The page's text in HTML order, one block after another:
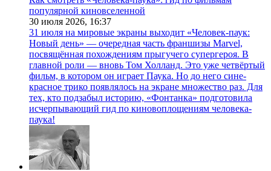
популярной киновселенной
30 июля 2026, 16:37
31 июля на мировые экраны выходит «Человек-паук:
Новый день» — очередная часть франшизы Marvel,
посвящённая похождениям прыгучего супергероя. В
главной роли — вновь Том Холланд. Это уже четвёртый
фильм, в котором он играет Паука. Но до него сине-
красное трико появлялось на экране множество раз. Для
тех, кто подзабыл историю, «Фонтанка» подготовила
исчерпывающий гид по киновоплощениям человека-
паука!